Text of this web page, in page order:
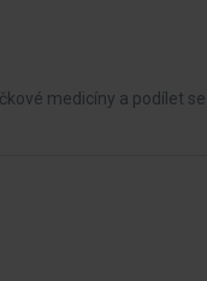
medicíny a podílet se